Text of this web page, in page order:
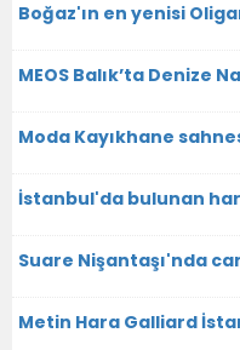
Boğaz'ın en yenisi
MEOS Balık’ta Denize
Moda Kayıkhane
İstanbul'da bulunan
Suare Nişantaşı'nda
Metin Hara Galliard